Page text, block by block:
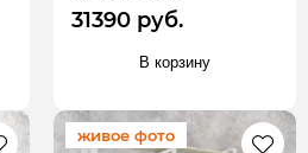
31390 руб.
В корзину
живое фото